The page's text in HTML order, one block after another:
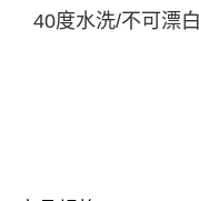
40度水洗/不可漂白